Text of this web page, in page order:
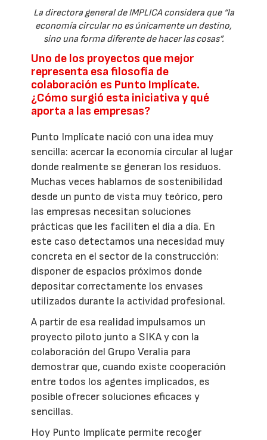
La directora general de IMPLICA considera que “la
economía circular no es únicamente un destino,
sino una forma diferente de hacer las cosas”.
Uno de los proyectos que mejor
representa esa filosofía de
colaboración es Punto Implícate.
¿Cómo surgió esta iniciativa y qué
aporta a las empresas?
Punto Implícate nació con una idea muy
sencilla: acercar la economía circular al lugar
donde realmente se generan los residuos.
Muchas veces hablamos de sostenibilidad
desde un punto de vista muy teórico, pero
las empresas necesitan soluciones
prácticas que les faciliten el día a día. En
este caso detectamos una necesidad muy
concreta en el sector de la construcción:
disponer de espacios próximos donde
depositar correctamente los envases
utilizados durante la actividad profesional.
A partir de esa realidad impulsamos un
proyecto piloto junto a SIKA y con la
colaboración del Grupo Veralia para
demostrar que, cuando existe cooperación
entre todos los agentes implicados, es
posible ofrecer soluciones eficaces y
sencillas.
Hoy Punto Implícate permite recoger